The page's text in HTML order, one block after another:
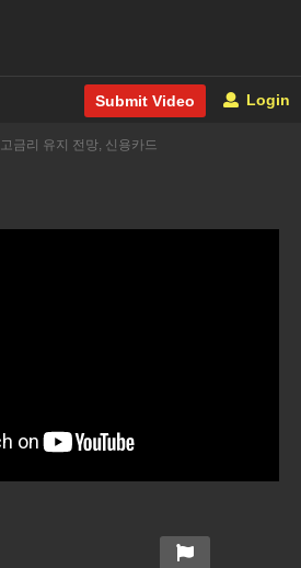
Submit Video Login
고금리 유지 전망, 신용카드